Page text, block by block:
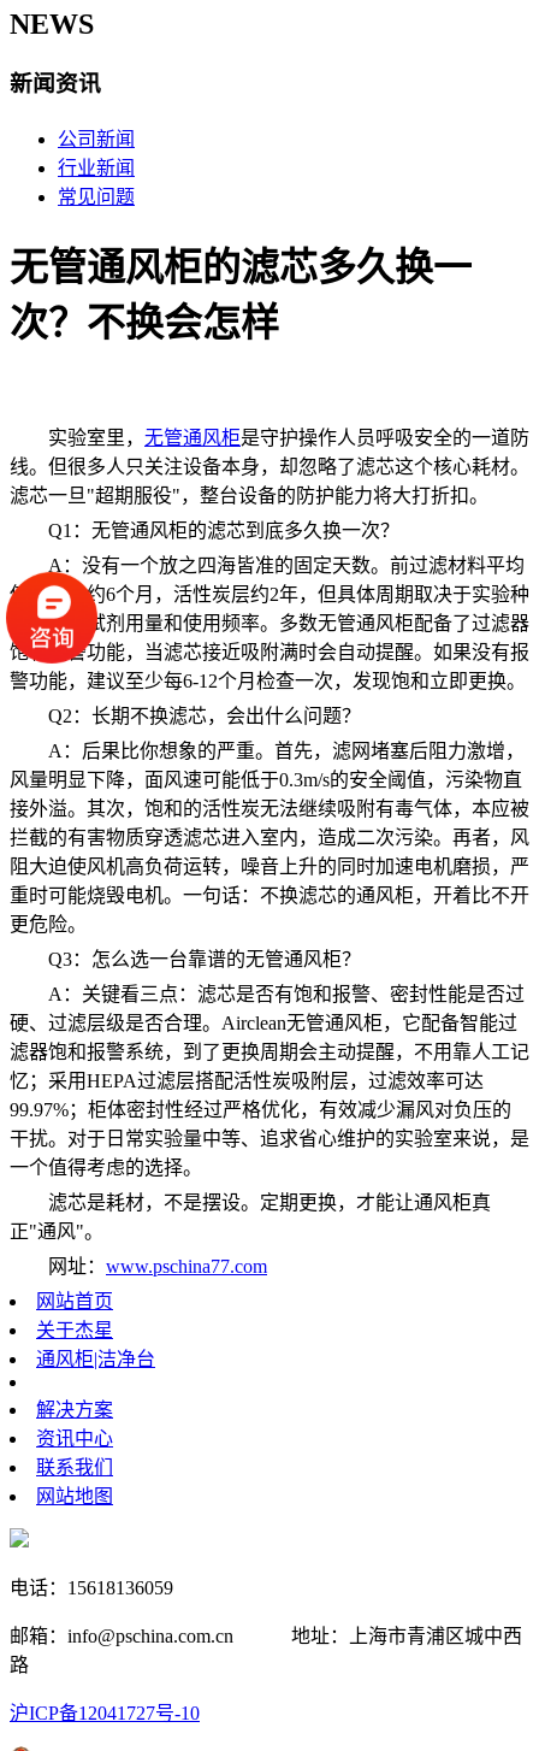
NEWS
新闻资讯
公司新闻
行业新闻
常见问题
无管通风柜的滤芯多久换一
次？不换会怎样
实验室里， 无管通风柜是守护操作人员呼吸安全的一道防
线。但很多人只关注设备本身，却忽略了滤芯这个核心耗材。
滤芯一旦"超期服役"，整台设备的防护能力将大打折扣。
Q1：无管通风柜的滤芯到底多久换一次？
A：没有一个放之四海皆准的固定天数。前过滤材料平均
使用寿命约6个月，活性炭层约2年，但具体周期取决于实验种
类、化学试剂用量和使用频率。多数无管通风柜配备了过滤器
饱和报警功能，当滤芯接近吸附满时会自动提醒。如果没有报
警功能，建议至少每6-12个月检查一次，发现饱和立即更换。
Q2：长期不换滤芯，会出什么问题？
A：后果比你想象的严重。首先，滤网堵塞后阻力激增，
风量明显下降，面风速可能低于0.3m/s的安全阈值，污染物直
接外溢。其次，饱和的活性炭无法继续吸附有毒气体，本应被
拦截的有害物质穿透滤芯进入室内，造成二次污染。再者，风
阻大迫使风机高负荷运转，噪音上升的同时加速电机磨损，严
重时可能烧毁电机。一句话：不换滤芯的通风柜，开着比不开
更危险。
Q3：怎么选一台靠谱的无管通风柜？
A：关键看三点：滤芯是否有饱和报警、密封性能是否过
硬、过滤层级是否合理。Airclean无管通风柜，它配备智能过
滤器饱和报警系统，到了更换周期会主动提醒，不用靠人工记
忆；采用HEPA过滤层搭配活性炭吸附层，过滤效率可达
99.97%；柜体密封性经过严格优化，有效减少漏风对负压的
干扰。对于日常实验量中等、追求省心维护的实验室来说，是
一个值得考虑的选择。
滤芯是耗材，不是摆设。定期更换，才能让通风柜真
正"通风"。
网址： www.pschina77.com
网站首页
关于杰星
通风柜|洁净台
解决方案
资讯中心
联系我们
网站地图
电话：15618136059
邮箱：info@pschina.com.cn 地址：上海市青浦区城中西
路
沪ICP备12041727号-10